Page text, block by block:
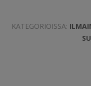
KATEGORIOISSA: